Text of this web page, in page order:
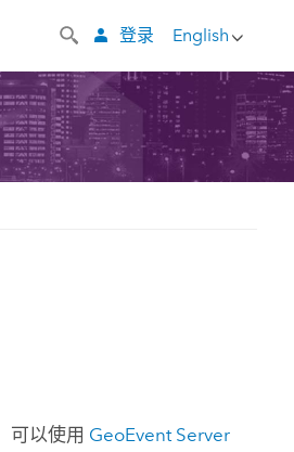
English
登录
可以使用 GeoEvent Server